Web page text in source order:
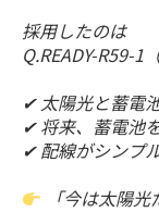
採用したのは
Q.READY-R59-1
✔ 太陽光と蓄電
✔ 将来、蓄電池
✔ 配線がシンプ
「今は太陽光